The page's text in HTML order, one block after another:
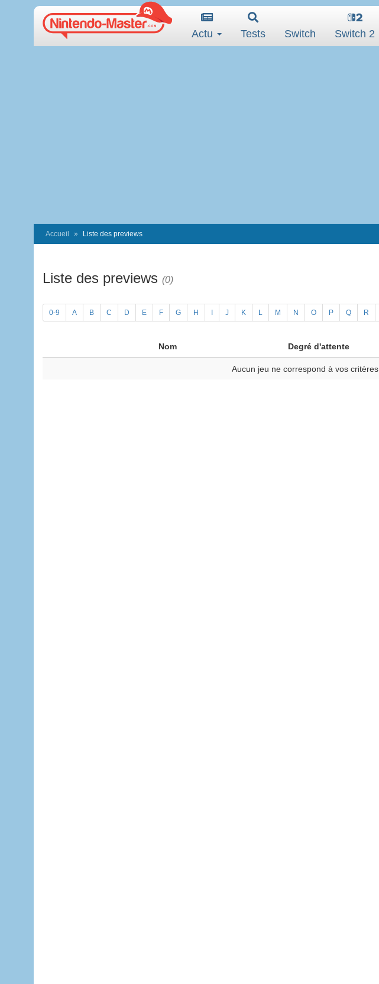
Actu Tests Switch Switch 2
Accueil Liste des previews
Liste des previews (0)
0-9 A B C D E F G H J K L M N O P Q R
Nom Degré d'attente
Aucun jeu ne correspond à vos critères.